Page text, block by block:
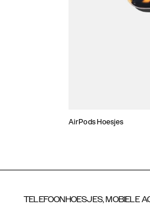
AirPods Hoesjes
TELEFOONHOESJES, MOBIELE